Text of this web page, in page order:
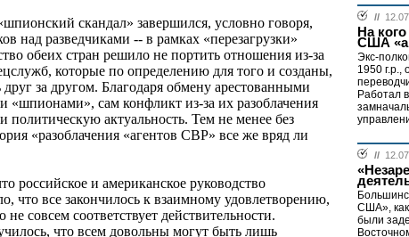
скандал» завершился, условно говоря,
над разведчиками -- в рамках «перезагрузки»
обеих стран решило не портить отношения из-за
которые по определению для того и созданы,
за другом. Благодаря обмену арестованными
«шпионами», сам конфликт из-за их разоблачения
политическую актуальность. Тем не менее без
«разоблачения «агентов СВР» все же вряд ли
российское и американское руководство
что все закончилось к взаимному удовлетворению,
не совсем соответствует действительности.
что всем довольны могут быть лишь
//
На
США
Экс-
1950 г.р.,
Работал
//
США»,
были